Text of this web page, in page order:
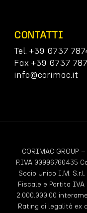
CONTATTI
Tel. +39 0737
Fax +39 0737
info@corimac.it
CORIMAC GROUP
P.IVA 00996760435
Socio Unico I.M.
Fiscale e Partita IVA
2.000.000,00
Rating di legalità ex